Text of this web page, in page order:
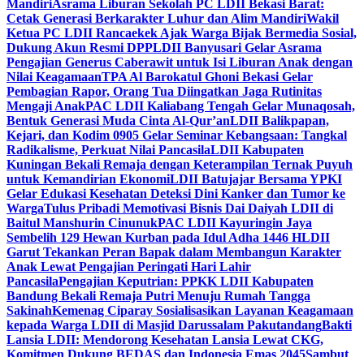
MandiriAsrama Liburan Sekolah PC LDII Bekasi Barat:
Cetak Generasi Berkarakter Luhur dan Alim MandiriWakil
Ketua PC LDII Rancaekek Ajak Warga Bijak Bermedia Sosial,
Dukung Akun Resmi DPPLDII Banyusari Gelar Asrama
Pengajian Generus Caberawit untuk Isi Liburan Anak dengan
Nilai KeagamaanTPA Al Barokatul Ghoni Bekasi Gelar
Pembagian Rapor, Orang Tua Diingatkan Jaga Rutinitas
Mengaji AnakPAC LDII Kaliabang Tengah Gelar Munaqosah,
Bentuk Generasi Muda Cinta Al-Qur’anLDII Balikpapan,
Kejari, dan Kodim 0905 Gelar Seminar Kebangsaan: Tangkal
Radikalisme, Perkuat Nilai PancasilaLDII Kabupaten
Kuningan Bekali Remaja dengan Keterampilan Ternak Puyuh
untuk Kemandirian EkonomiLDII Batujajar Bersama YPKI
Gelar Edukasi Kesehatan Deteksi Dini Kanker dan Tumor ke
WargaTulus Pribadi Memotivasi Bisnis Dai Daiyah LDII di
Baitul Manshurin CinunukPAC LDII Kayuringin Jaya
Sembelih 129 Hewan Kurban pada Idul Adha 1446 HLDII
Garut Tekankan Peran Bapak dalam Membangun Karakter
Anak Lewat Pengajian Peringati Hari Lahir
PancasilaPengajian Keputrian: PPKK LDII Kabupaten
Bandung Bekali Remaja Putri Menuju Rumah Tangga
SakinahKemenag Ciparay Sosialisasikan Layanan Keagamaan
kepada Warga LDII di Masjid Darussalam PakutandangBakti
Lansia LDII: Mendorong Kesehatan Lansia Lewat CKG,